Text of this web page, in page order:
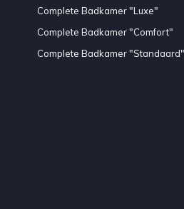
Complete Badkamer "Luxe"
Complete Badkamer "Comfort"
Complete Badkamer "Standaard"